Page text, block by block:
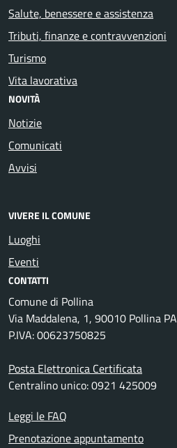
Salute, benessere e assistenza
Tributi, finanze e contravvenzioni
Turismo
Vita lavorativa
NOVITÀ
Notizie
Comunicati
Avvisi
VIVERE IL COMUNE
Luoghi
Eventi
CONTATTI
Comune di Pollina
Via Maddalena, 1, 90010 Pollina PA
P.IVA: 00623750825
Posta Elettronica Certificata
Centralino unico: 0921 425009
Leggi le FAQ
Prenotazione appuntamento